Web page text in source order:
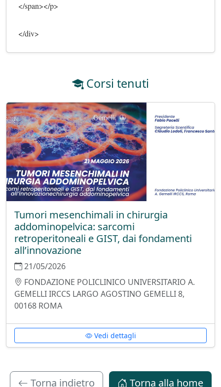
</span></p>
</div>
Corsi tenuti
Tumori mesenchimali in chirurgia
addominopelvica: sarcomi
retroperitoneali e GIST, dai fondamenti
all’innovazione
21/05/2026
FONDAZIONE POLICLINICO UNIVERSITARIO A.
GEMELLI IRCCS LARGO AGOSTINO GEMELLI 8,
00168 ROMA
Vedi dettagli
Torna indietro Torna alla home